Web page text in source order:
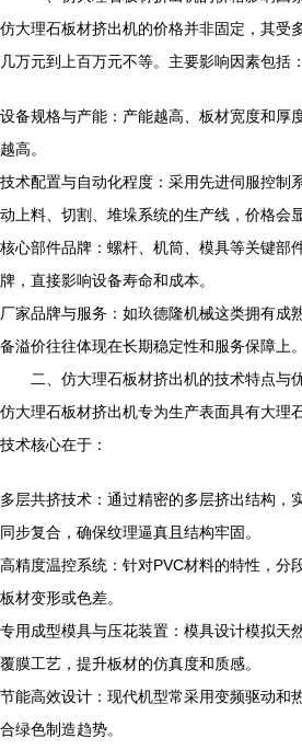
仿大理石板材挤出机的价格并非固定，其受
几万元到上百万元不等。主要影响因素包括：
设备规格与产能：产能越高、板材宽度和厚
越高。
技术配置与自动化程度：采用先进伺服控制
动上料、切割、堆垛系统的生产线，价格会
核心部件品牌：螺杆、机筒、模具等关键部
牌，直接影响设备寿命和成本。
厂家品牌与服务：如玖德隆机械这类拥有成
备溢价往往体现在长期稳定性和服务保障上。
二、仿大理石板材挤出机的技术特点与
仿大理石板材挤出机专为生产表面具有大理
技术核心在于：
多层共挤技术：通过精密的多层挤出结构，
同步复合，确保纹理逼真且结构牢固。
高精度温控系统：针对PVC材料的特性，分
板材变形或色差。
专用成型模具与压花装置：模具设计模拟天
覆膜工艺，提升板材的仿真度和质感。
节能高效设计：现代机型常采用变频驱动和
合绿色制造趋势。